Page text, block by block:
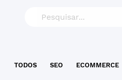
TODOS SEO ECOMMERCE